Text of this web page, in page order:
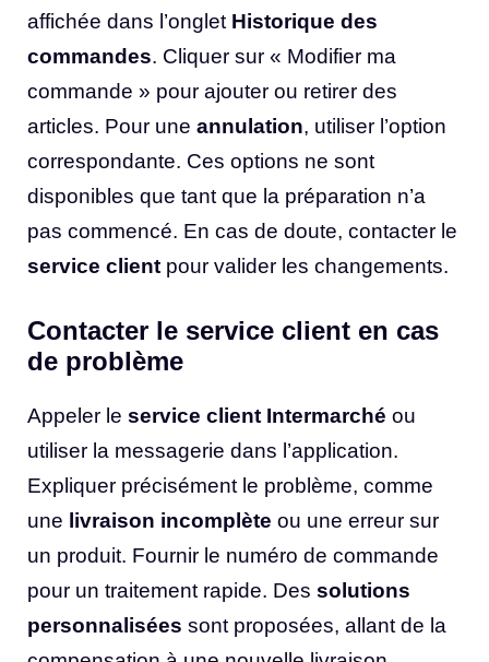
affichée dans l’onglet Historique des
commandes. Cliquer sur « Modifier ma
commande » pour ajouter ou retirer des
articles. Pour une annulation, utiliser l’option
correspondante. Ces options ne sont
disponibles que tant que la préparation n’a
pas commencé. En cas de doute, contacter le
service client pour valider les changements.
Contacter le service client en cas
de problème
Appeler le service client Intermarché ou
utiliser la messagerie dans l’application.
Expliquer précisément le problème, comme
une livraison incomplète ou une erreur sur
un produit. Fournir le numéro de commande
pour un traitement rapide. Des solutions
personnalisées sont proposées, allant de la